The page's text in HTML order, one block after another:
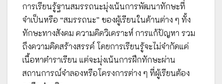
การเรียนรู้ฐานสมรรถนะมุ่งเน้นการพัฒนาทักษะที่
จำเป็นหรือ “สมรรถนะ” ของผู้เรียนในด้านต่าง ๆ ทั้ง
ทักษะทางสังคม ความคิดวิเคราะห์ การแก้ปัญหา รวม
ถึงความคิดสร้างสรรค์ โดยการเรียนรู้จะไม่จำกัดแค่
เนื้อหาตำราเรียน แต่จะมุ่งเน้นการฝึกทักษะผ่าน
สถานการณ์จำลองหรือโครงการต่าง ๆ ที่ผู้เรียนต้อง